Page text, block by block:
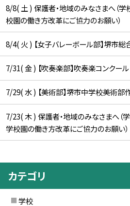
8/8( 土 ) 保護者・地域のみなさまへ（
校園の働き方改革にご協力のお願い）
8/4( 火 ) 【女子バレーボール部】堺市
7/31( 金 ) 【吹奏楽部】吹奏楽コンク
7/29( 水 ) 【美術部】堺市中学校美術部
7/23( 木 ) 保護者・地域のみなさまへ（
学校園の働き方改革にご協力のお願い）
カテゴリ
学校